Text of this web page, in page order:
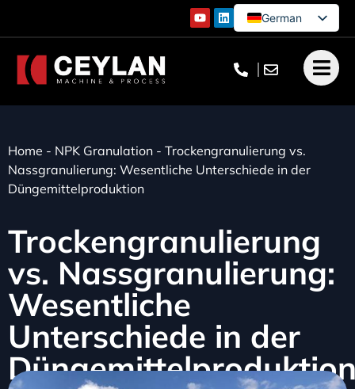
German
French
Home - NPK Granulation - Trockengranulierung vs.
Nassgranulierung: Wesentliche Unterschiede in der
Düngemittelproduktion
Trockengranulierung
vs. Nassgranulierung:
Wesentliche
Unterschiede in der